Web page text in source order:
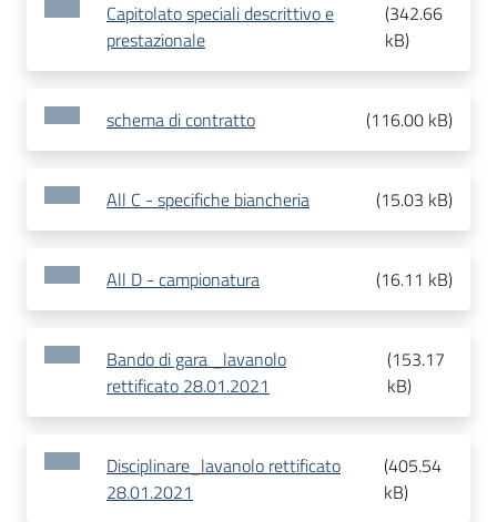
Capitolato speciali descrittivo e
prestazionale
(342.66
kB)
schema di contratto (116.00 kB)
All C - specifiche biancheria (15.03 kB)
All D - campionatura (16.11 kB)
Bando di gara _lavanolo
rettificato 28.01.2021
(153.17
kB)
Disciplinare_lavanolo rettificato
28.01.2021
(405.54
kB)